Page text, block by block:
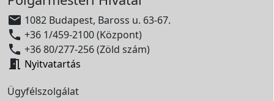
 1082 Budapest, Baross u. 63-67.
 +36 1/459-2100 (Központ)
 +36 80/277-256 (Zöld szám)
 Nyitvatartás
Ügyfélszolgálat